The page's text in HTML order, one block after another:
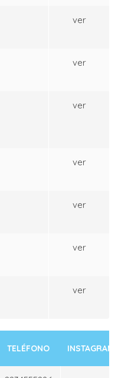
ver
ver
ver
ver
ver
ver
ver
TELÉFONO INSTAGRAM